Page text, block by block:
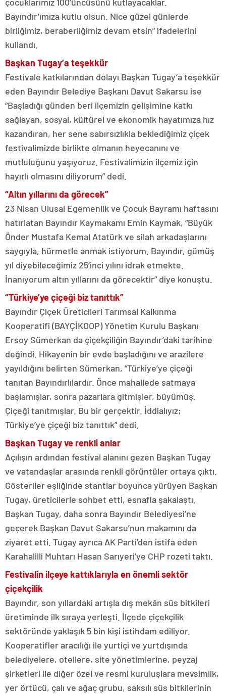
Bayındır’ımıza kutlu olsun. Nice güzel günlerde
birliğimiz, beraberliğimiz devam etsin” ifadelerini
kullandı.
Başkan Tugay’a teşekkür
Festivale katkılarından dolayı Başkan Tugay’a teşekkür
eden Bayındır Belediye Başkanı Davut Sakarsu ise
“Başladığı günden beri ilçemizin gelişimine katkı
sağlayan, sosyal, kültürel ve ekonomik hayatımıza hız
kazandıran, her sene sabırsızlıkla beklediğimiz çiçek
festivalimizde birlikte olmanın heyecanını ve
mutluluğunu yaşıyoruz. Festivalimizin ilçemiz için
hayırlı olmasını diliyorum” dedi.
“Altın yıllarını da görecek”
23 Nisan Ulusal Egemenlik ve Çocuk Bayramı haftasını
hatırlatan Bayındır Kaymakamı Emin Kaymak, “Büyük
Önder Mustafa Kemal Atatürk ve silah arkadaşlarını
saygıyla, hürmetle anmak istiyorum. Bayındır, gümüş
yıl diyebileceğimiz 25’inci yılını idrak etmekte.
İnanıyorum altın yıllarını da görecektir” diye konuştu.
“Türkiye’ye çiçeği biz tanıttık”
Bayındır Çiçek Üreticileri Tarımsal Kalkınma
Kooperatifi (BAYÇİKOOP) Yönetim Kurulu Başkanı
Ersoy Sümerkan da çiçekçiliğin Bayındır’daki tarihine
değindi. Hikayenin bir evde başladığını ve arazilere
yayıldığını belirten Sümerkan, “Türkiye’ye çiçeği
tanıtan Bayındırlılardır. Önce mahallede satmaya
başlamışlar, sonra pazarlara gitmişler, büyümüş.
Çiçeği tanıtmışlar. Bu bir gerçektir. İddialıyız;
Türkiye’ye çiçeği biz tanıttık” dedi.
Başkan Tugay ve renkli anlar
Açılışın ardından festival alanını gezen Başkan Tugay
ve vatandaşlar arasında renkli görüntüler ortaya çıktı.
Gösteriler eşliğinde stantlar boyunca yürüyen Başkan
Tugay, üreticilerle sohbet etti, esnafla şakalaştı.
Başkan Tugay, daha sonra Bayındır Belediyesi’ne
geçerek Başkan Davut Sakarsu’nun makamını da
ziyaret etti. Tugay ayrıca AK Parti’den istifa eden
Karahalilli Muhtarı Hasan Sarıyeri’ye CHP rozeti taktı.
Festivalin ilçeye kattıklarıyla en önemli sektör
çiçekçilik
Bayındır, son yıllardaki artışla dış mekân süs bitkileri
üretiminde ilk sıraya yerleşti. İlçede çiçekçilik
sektöründe yaklaşık 5 bin kişi istihdam ediliyor.
Kooperatifler aracılığı ile yurtiçi ve yurtdışında
belediyelere, otellere, site yönetimlerine, peyzaj
şirketleri ile diğer özel ve resmi kuruluşlara mevsimlik,
yer örtücü, çalı ve ağaç grubu, saksılı süs bitkilerinin